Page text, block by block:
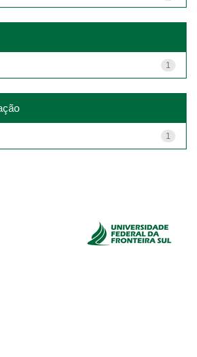
1
1